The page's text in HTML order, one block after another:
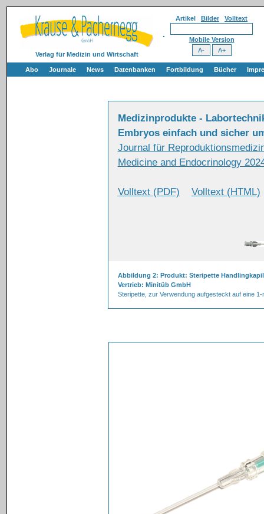
Verlag für Medizin und Wirtschaft
Artikel Bilder Volltext
Mobile Version
Abo Journale News Datenbanken Fortbildung Bücher
Medizinprodukte -
Embryos einfach und sicher
Journal für
Medicine and Endocrinology
Volltext (PDF) Volltext (HTML)
Abbildung 2: Produkt: Steripette
Vertrieb: Minitüb GmbH
Steripette, zur Verwendung aufgesteckt auf eine 1-